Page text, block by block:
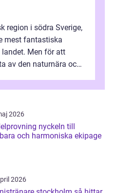
region i södra Sverige,
mest fantastiska
Men för att
av den naturnära och
2026
nyckeln till
och harmoniska ekipage
2026